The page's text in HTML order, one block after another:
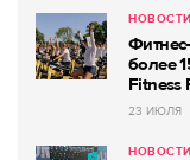
НОВОСТИ
более
Fitness
23 ИЮЛЯ
НОВОСТИ